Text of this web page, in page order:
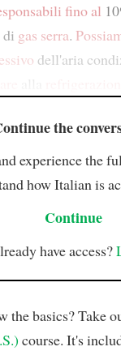
fino al
gas serra.
dell'aria
the
experience the
how Italian is
Continue
have access?
the basics? Take
course. It's